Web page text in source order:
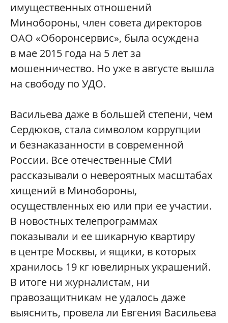
имущественных отношений
Минобороны, член совета директоров
ОАО «Оборонсервис», была осуждена
в мае 2015 года на 5 лет за
мошенничество. Но уже в августе вышла
на свободу по УДО.
Васильева даже в большей степени, чем
Сердюков, стала символом коррупции
и безнаказанности в современной
России. Все отечественные СМИ
рассказывали о невероятных масштабах
хищений в Минобороны,
осуществленных ею или при ее участии.
В новостных телепрограммах
показывали и ее шикарную квартиру
в центре Москвы, и ящики, в которых
хранилось 19 кг ювелирных украшений.
В итоге ни журналистам, ни
правозащитникам не удалось даже
выяснить, провела ли Евгения Васильева